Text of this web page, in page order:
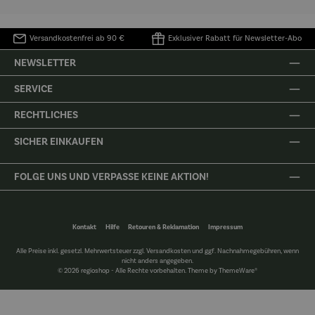
Versandkostenfrei ab 90 € Exklusiver Rabatt für Newsletter-Abo
NEWSLETTER
SERVICE
RECHTLICHES
SICHER EINKAUFEN
FOLGE UNS UND VERPASSE KEINE AKTION!
Kontakt Hilfe Retouren & Reklamation Impressum
Alle Preise inkl. gesetzl. Mehrwertsteuer zzgl.Versandkostenund ggf. Nachnahmegebühren, wenn
nicht anders angegeben.
© 2026 regioshop - Alle Rechte vorbehalten. Theme byThemeWare®